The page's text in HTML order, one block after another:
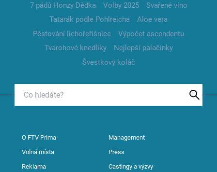
7 pádů Honzy Dědka
Volby 2025
Svařené víno
Tatarák podle Pohlreicha
Aloe vera
Pěstování lichořeřišnice
Výpočet ascendentu
Tvarohové knedlíky
Nejlepší palačinky
Švestkový koláč
O FTV Prima Management
Volná místa Press
Reklama Castingy a výzvy